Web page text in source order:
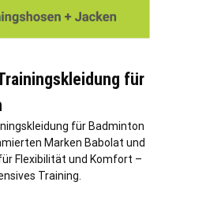
für
für Badminton
Marken Babolat und
Flexibilität und Komfort –
Training.